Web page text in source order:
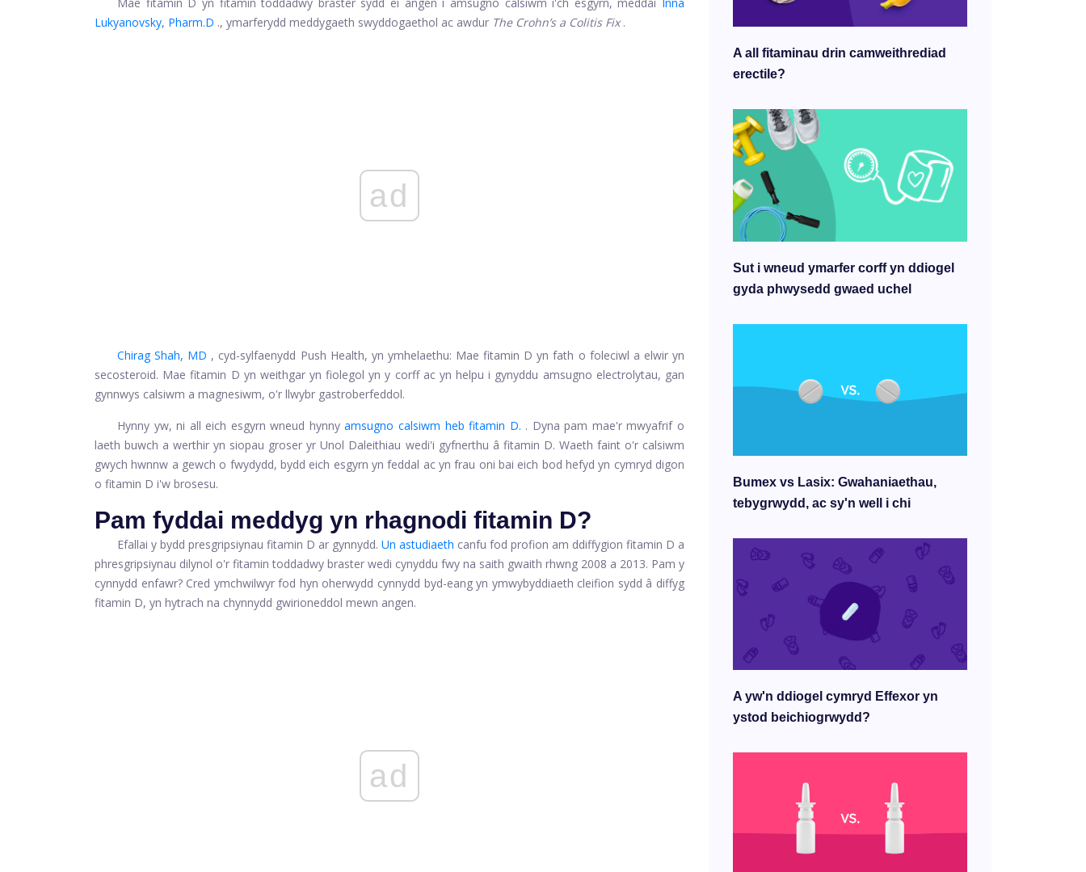
Lukyanovsky, Pharm.D ., ymarferydd meddygaeth swyddogaethol ac awdur The Crohn’s a Colitis Fix .
ad
Chirag Shah, MD , cyd-sylfaenydd Push Health, yn ymhelaethu: Mae fitamin D yn fath o foleciwl a elwir yn
secosteroid. Mae fitamin D yn weithgar yn fiolegol yn y corff ac yn helpu i gynyddu amsugno electrolytau, gan
gynnwys calsiwm a magnesiwm, o'r llwybr gastroberfeddol.
Hynny yw, ni all eich esgyrn wneud hynny amsugno calsiwm heb fitamin D. . Dyna pam mae'r mwyafrif o
laeth buwch a werthir yn siopau groser yr Unol Daleithiau wedi'i gyfnerthu â fitamin D. Waeth faint o'r calsiwm
gwych hwnnw a gewch o fwydydd, bydd eich esgyrn yn feddal ac yn frau oni bai eich bod hefyd yn cymryd digon
o fitamin D i'w brosesu.
Pam fyddai meddyg yn rhagnodi fitamin D?
Efallai y bydd presgripsiynau fitamin D ar gynnydd. Un astudiaeth canfu fod profion am ddiffygion fitamin D a
phresgripsiynau dilynol o'r fitamin toddadwy braster wedi cynyddu fwy na saith gwaith rhwng 2008 a 2013. Pam y
cynnydd enfawr? Cred ymchwilwyr fod hyn oherwydd cynnydd byd-eang yn ymwybyddiaeth cleifion sydd â diffyg
fitamin D, yn hytrach na chynnydd gwirioneddol mewn angen.
ad
A all fitaminau drin camweithrediad
erectile?
Sut i wneud ymarfer corff yn ddiogel
gyda phwysedd gwaed uchel
Bumex vs Lasix: Gwahaniaethau,
tebygrwydd, ac sy'n well i chi
A yw'n ddiogel cymryd Effexor yn
ystod beichiogrwydd?